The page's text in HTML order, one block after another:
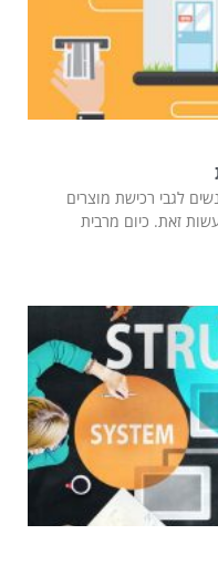
לגבי רכישת מוצרים
זאת. כיום מרבית